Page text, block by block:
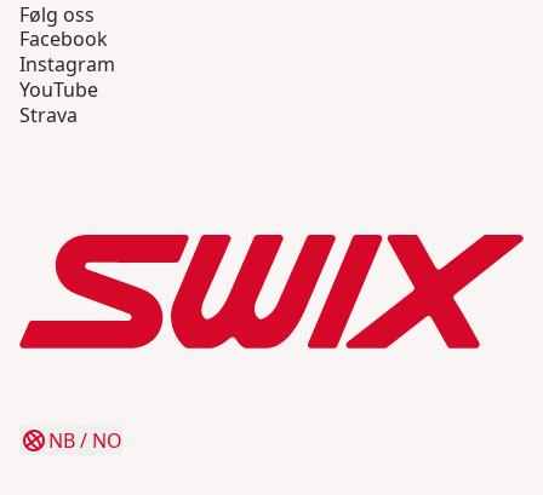
Følg oss
Facebook
Instagram
YouTube
Strava
NB/ NO